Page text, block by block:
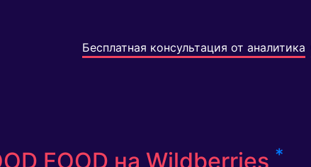
Бесплатная консультация от аналитика
FOOD на Wildberries *